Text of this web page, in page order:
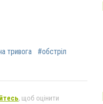
тривога
#обстріл
, щоб оцінити